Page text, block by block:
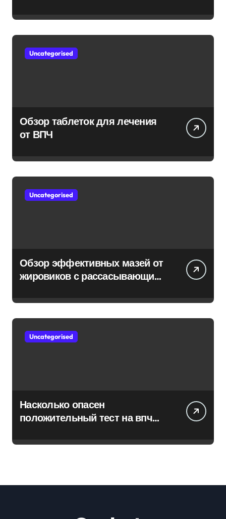
Uncategorised
Обзор таблеток для лечения
от ВПЧ
Uncategorised
Обзор эффективных мазей от
жировиков с рассасывающим
Uncategorised
Насколько опасен
положительный тест на впч